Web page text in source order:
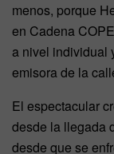
menos, porque
en Cadena
a nivel individual
emisora de la
El espectacular
desde la llegada
desde que se